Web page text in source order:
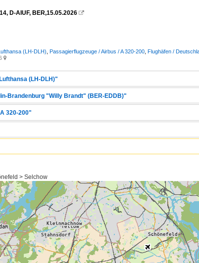
D-AIUF, BER,15.05.2026 
(LH-DLH) Passagierflugzeuge / Airbus / A 320-200 Flughäfen /

(LH-DLH)"
Brandenburg "Willy Brandt" (BER-EDDB)"
320-200"
> Selchow